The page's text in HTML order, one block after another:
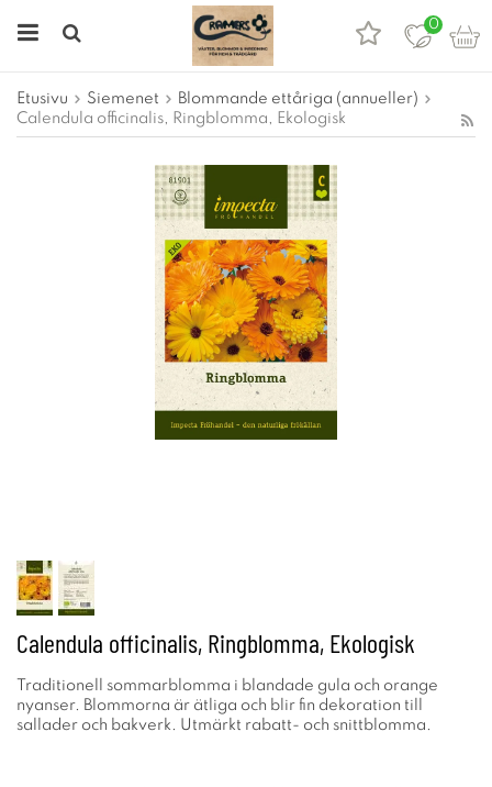
0
Etusivu Siemenet
Blommande ettåriga (annueller)
Calendula officinalis, Ringblomma, Ekologisk
Calendula officinalis, Ringblomma, Ekologisk
Traditionell sommarblomma i blandade gula och orange
nyanser. Blommorna är ätliga och blir fin dekoration till
sallader och bakverk. Utmärkt rabatt- och snittblomma.